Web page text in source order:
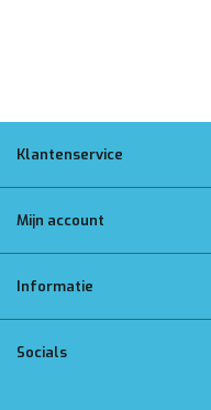
Klantenservice
Mijn account
Informatie
Socials